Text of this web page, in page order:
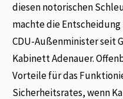
diesen notorischen
machte die
CDU-Außenminister seit
Kabinett Adenauer.
Vorteile für das
Sicherheitsrates, wenn